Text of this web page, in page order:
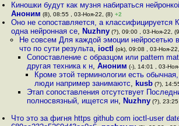
Киношки будут как музня набираться
Аноним (8), 08:55 , 03-Ноя-22, (8) +2
Оно не сопоставляется, а классифицируется
одна нейронная се, Nuzhny (?), 09:00 , 03-Ноя-22,
Не совсем Для каждой эмоции нейросетью
что по сути результа, ioctl (ok), 09:08 , 03-Ноя-
Сопоставление с образцом или pattern
другая техника к н, Аноним (-), 14:01 , 03-
Кроме этой терминологии есть
люди например занимаютс, kusb (?),
Этап сопоставления отсутствует
полносвязный, ищется ин, Nuzhny(?), 23:25
Что это за фигня https github com ioctl-user